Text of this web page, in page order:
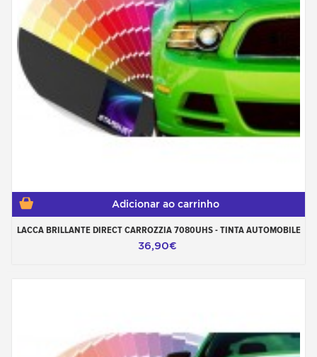
Adicionar ao carrinho
LACCA BRILLANTE DIRECT CARROZZIA 7080UHS - TINTA AUTOMOBILE
36,90€